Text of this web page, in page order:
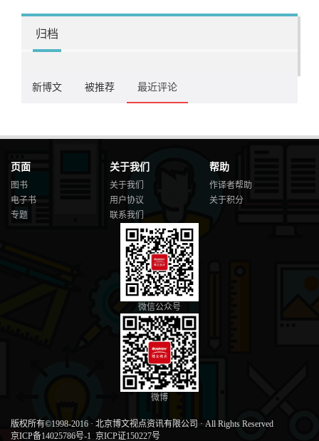
归档
新博文 被推荐 最近评论
页面
图书
电子书
专题
关于我们
关于我们
用户协议
联系我们
帮助
作译者帮助
关于积分
微信公众号
微博
版权所有©1998-2016 · 北京博文视点资讯有限公司 · All Rights Reserved
京ICP备14025786号-1 京ICP证150227号